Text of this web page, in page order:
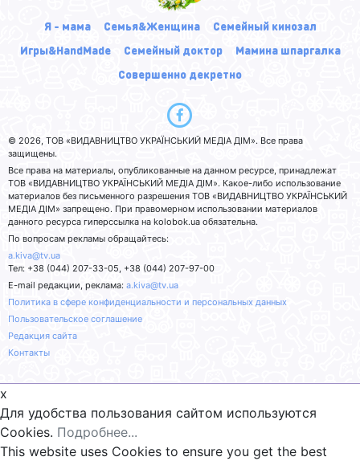
Я - мама Семья&Женщина
Семейный кинозал
Игры&HandMade
Семейный доктор
Мамина шпаргалка
Совершенно декретно
© 2026, ТОВ «ВИДАВНИЦТВО УКРАЇНСЬКИЙ МЕДІА ДІМ». Все права
защищены.
Все права на материалы, опубликованные на данном ресурсе, принадлежат
ТОВ «ВИДАВНИЦТВО УКРАЇНСЬКИЙ МЕДІА ДІМ». Какое-либо использование
материалов без письменного разрешения ТОВ «ВИДАВНИЦТВО УКРАЇНСЬКИЙ
МЕДІА ДІМ» запрещено. При правомерном использовании материалов
данного ресурса гиперссылка на kolobok.ua обязательна.
По вопросам рекламы обращайтесь:
a.kiva@tv.ua
Тел: +38 (044) 207-33-05, +38 (044) 207-97-00
E-mail редакции, реклама: a.kiva@tv.ua
Политика в сфере конфиденциальности и персональных данных
Пользовательское соглашение
Редакция сайта
Контакты
x
Для удобства пользования сайтом используются
Cookies. Подробнее...
This website uses Cookies to ensure you get the best